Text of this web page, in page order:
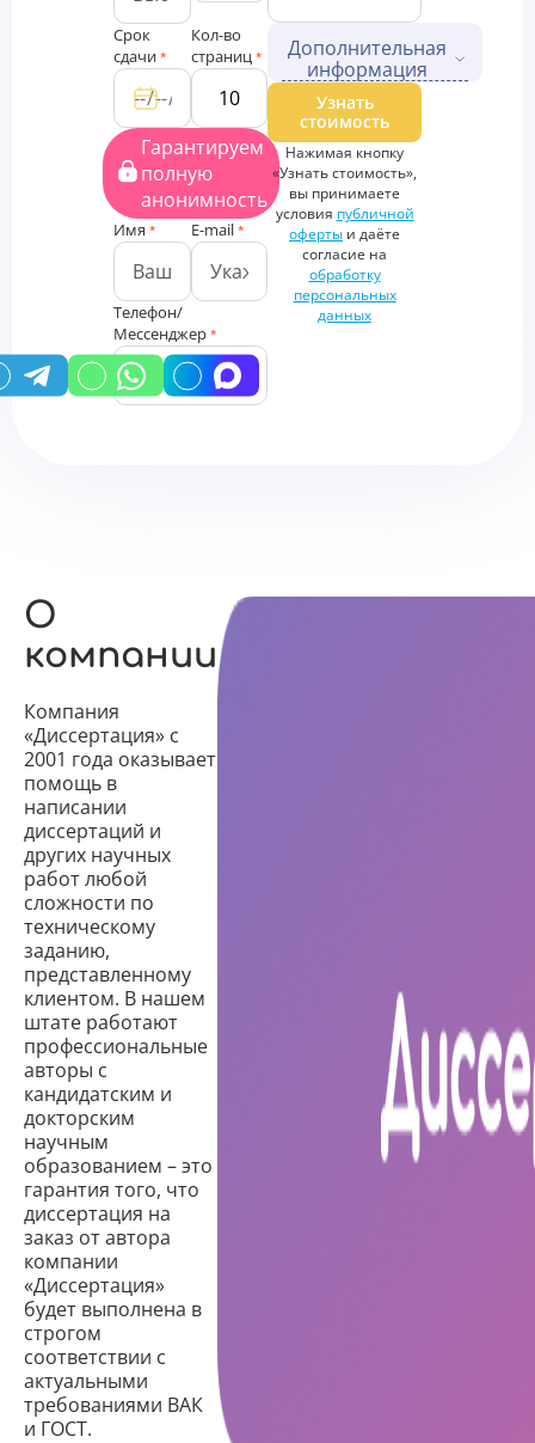
Срок
сдачи *
Кол-во
страниц *
Гарантируем
полную
анонимность
Имя * E-mail *
Телефон/
Мессенджер *
Дополнительная
информация
Дополнительные файлы
Загрузить
файлы
Дополнительная
информация
Узнать
стоимость
Нажимая кнопку
«Узнать стоимость»,
вы принимаете
условия публичной
оферты и даёте
согласие на
обработку
персональных
данных
О
компании
Компания
«Диссертация» с
2001 года оказывает
помощь в
написании
диссертаций и
других научных
работ любой
сложности по
техническому
заданию,
представленному
клиентом. В нашем
штате работают
профессиональные
авторы с
кандидатским и
докторским
научным
образованием – это
гарантия того, что
диссертация на
заказ от автора
компании
«Диссертация»
будет выполнена в
строгом
соответствии с
актуальными
требованиями ВАК
и ГОСТ.